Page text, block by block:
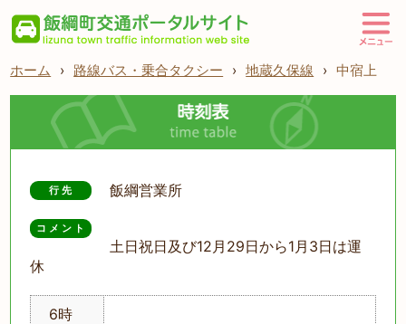
ホーム › 路線バス・乗合タクシー › 地蔵久保線 › 中宿上
行先 飯綱営業所
コメント
土日祝日及び12月29日から1月3日は運
休
6時